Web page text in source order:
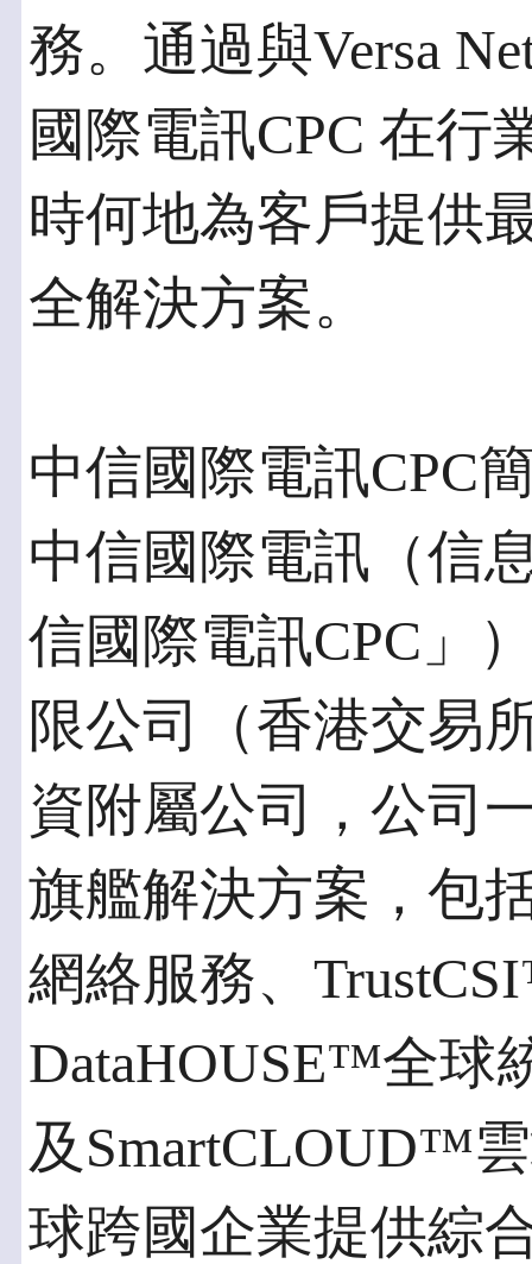
務。通過與Versa
國際電訊CPC 在行
時何地為客戶提供
全解決方案。
中信國際電訊CPC
中信國際電訊（信
信國際電訊CPC」
限公司（香港交易
資附屬公司，公司
旗艦解決方案，包
網絡服務、
DataHOUSE™全球
及SmartCLOUD™
球跨國企業提供綜